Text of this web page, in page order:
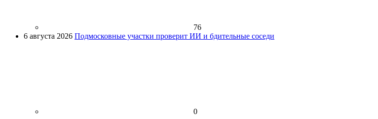
76
6 августа 2026 Подмосковные участки проверит ИИ и бдительные соседи
0